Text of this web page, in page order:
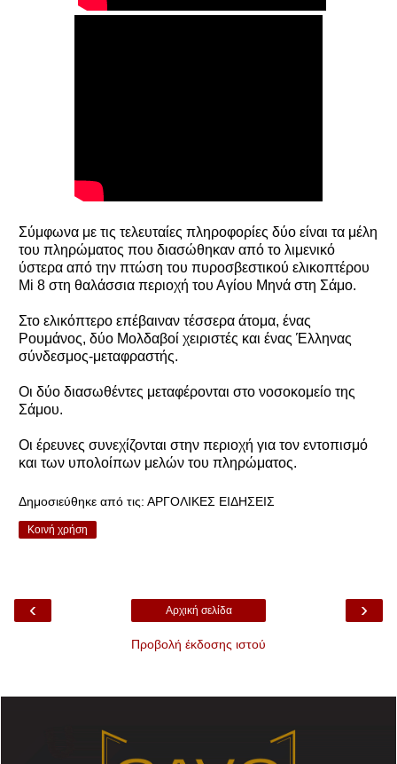
Σύμφωνα με τις τελευταίες πληροφορίες δύο είναι τα μέλη
του πληρώματος που διασώθηκαν από το λιμενικό
ύστερα από την πτώση του πυροσβεστικού ελικοπτέρου
Mi 8 στη θαλάσσια περιοχή του Αγίου Μηνά στη Σάμο.
Στο ελικόπτερο επέβαιναν τέσσερα άτομα, ένας
Ρουμάνος, δύο Μολδαβοί χειριστές και ένας Έλληνας
σύνδεσμος-μεταφραστής.
Οι δύο διασωθέντες μεταφέρονται στο νοσοκομείο της
Σάμου.
Οι έρευνες συνεχίζονται στην περιοχή για τον εντοπισμό
και των υπολοίπων μελών του πληρώματος.
Δημοσιεύθηκε από τις: ΑΡΓΟΛΙΚΕΣ ΕΙΔΗΣΕΙΣ
Κοινή χρήση
‹ ›
Αρχική σελίδα
Προβολή έκδοσης ιστού